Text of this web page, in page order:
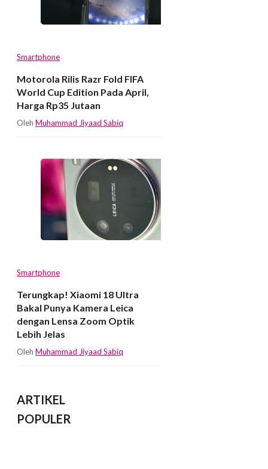
Smartphone
Motorola Rilis Razr Fold FIFA
World Cup Edition Pada April,
Harga Rp35 Jutaan
Oleh Muhammad Jiyaad Sabiq
Smartphone
Terungkap! Xiaomi 18 Ultra
Bakal Punya Kamera Leica
dengan Lensa Zoom Optik
Lebih Jelas
Oleh Muhammad Jiyaad Sabiq
ARTIKEL
POPULER